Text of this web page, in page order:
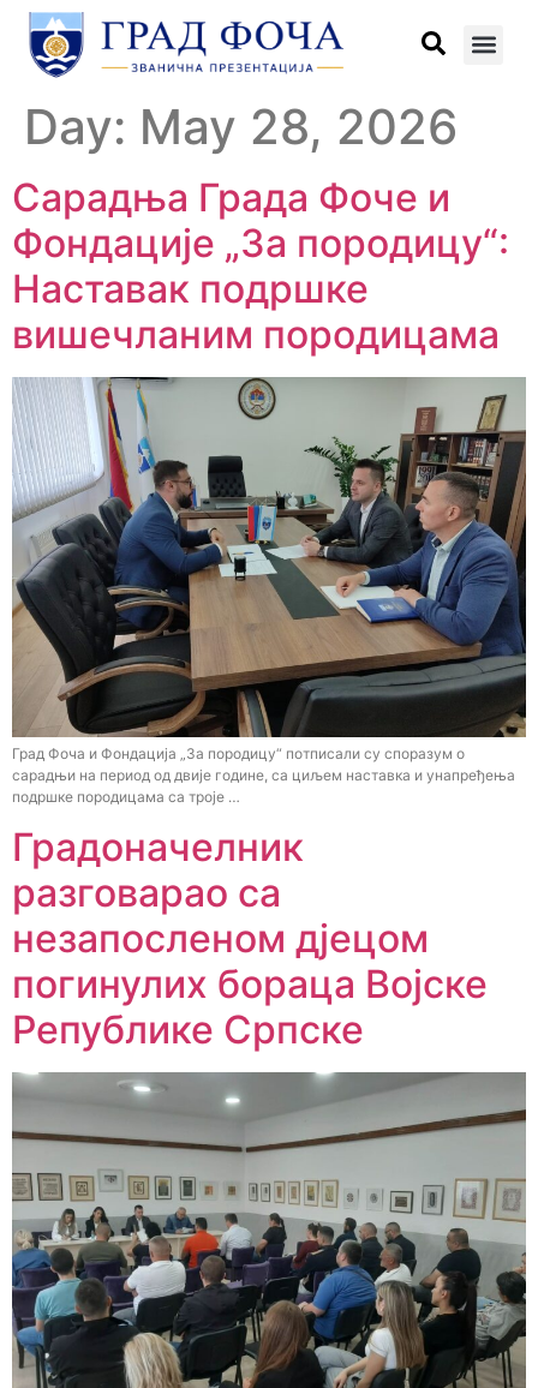
Day: May 28, 2026
Сарадња Града Фоче и
Фондације „За породицу“:
Наставак подршке
вишечланим породицама
Град Фоча и Фондација „За породицу“ потписали су споразум о
сарадњи на период од двије године, са циљем наставка и унапређења
подршке породицама са троје …
Градоначелник
разговарао са
незапосленом дјецом
погинулих бораца Војске
Републике Српске